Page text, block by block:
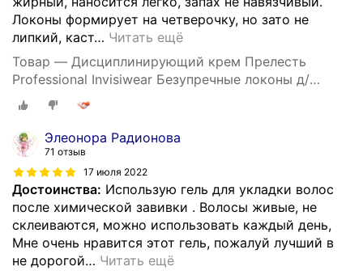
Локоны формирует на четверочку, но зато не
липкий, каст… Читать ещё
Товар — Дисциплинирующий крем Прелесть
Professional Invisiwear Безупречные локоны д/
укладки кудрявых и волнистых волос, 150 мл
Элеонора Радионова
71 отзыв
17 июля 2022
Достоинства: Использую гель для укладки волос
после химической завивки . Волосы живые, не
склеиваются, можно использовать каждый день,
Мне очень нравится этот гель, пожалуй лучший в
не дорогой… Читать ещё